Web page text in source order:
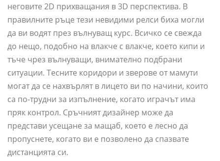
неговите 2D прихващания в 3D перспектива. В
правилните ръце тези невидими релси биха могли
да ви водят през вълнуващ курс. Всичко се свежда
до нещо, подобно на влакче с влакче, което кипи и
тъче чрез вълнуващи, внимателно подбрани
ситуации. Тесните коридори и зверове от мамути
могат да се нахвърлят в лицето ви по начини, които
са по-трудни за изпълнение, когато играчът има
пряк контрол. Сръчният дизайнер може да
представи усещане за мащаб, което е лесно да
пропуснете, когато ви е позволено да спазвате
дистанцията си.